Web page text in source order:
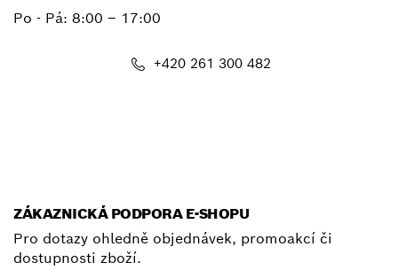
Po - Pá: 8:00 – 17:00
+420 261 300 482
ZÁKAZNICKÁ PODPORA E-SHOPU
Pro dotazy ohledně objednávek, promoakcí či
dostupnosti zboží.